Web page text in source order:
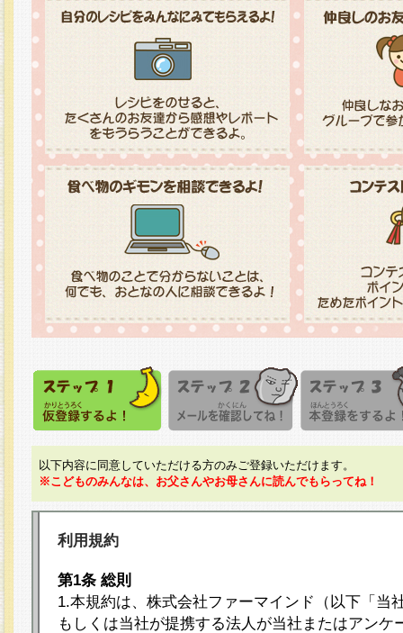
以下内容に同意していただける方のみご登録いただけます。
※こどものみんなは、お父さんやお母さんに読んでもらってね！
利用規約
第1条 総則
1.本規約は、株式会社ファーマインド（以下「当
もしくは当社が提携する法人が当社またはアンケ